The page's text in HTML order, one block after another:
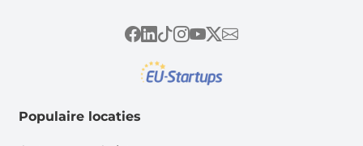
Populaire locaties